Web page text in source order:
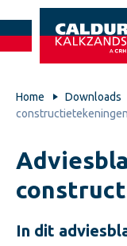
Home Downloads
constructietekeningen
In dit